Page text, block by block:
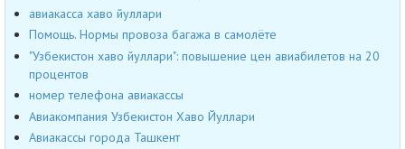
авиакасса хаво йуллари
Помощь. Нормы провоза багажа в самолёте
"Узбекистон хаво йуллари": повышение цен авиабилетов на 20
процентов
номер телефона авиакассы
Авиакомпания Узбекистон Хаво Йуллари
Авиакассы города Ташкент